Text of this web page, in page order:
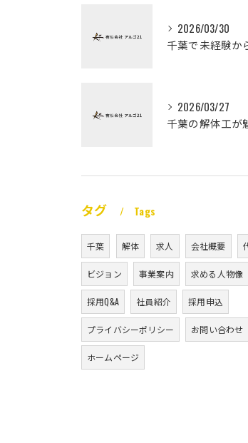
2026/03/30
2026/03/27
タグ Tags
千葉 解体 求人 会社概要
ビジョン 事業案内 求める人物像
採用Q&A 社員紹介 採用申込
プライバシーポリシー お問い合わせ
ホームページ